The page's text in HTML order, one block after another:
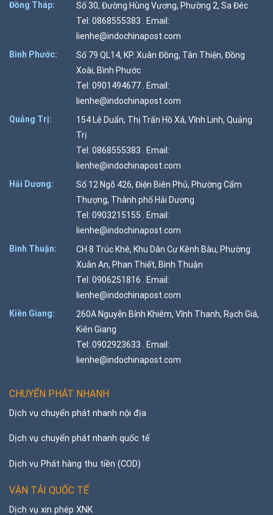
Đồng Tháp:
Số 30, Đường Hùng Vương, Phường 2, Sa Đéc
Tel: 0868555383 . Email:
lienhe@indochinapost.com
Bình Phước:
Số 79 QL14, KP. Xuân Đồng, Tân Thiện, Đồng
Xoài, Bình Phước
Tel: 0901494677 . Email:
lienhe@indochinapost.com
Quảng Trị:
154 Lê Duẩn, Thị Trấn Hồ Xá, Vĩnh Linh, Quảng
Trị
Tel: 0868555383 . Email:
lienhe@indochinapost.com
Hải Dương:
Số 12 Ngõ 426, Điện Biên Phủ, Phường Cẩm
Thượng, Thành phố Hải Dương
Tel: 0903215155 . Email:
lienhe@indochinapost.com
Bình Thuận:
CH 8 Trúc Khê, Khu Dân Cư Kênh Bàu, Phường
Xuân An, Phan Thiết, Bình Thuận
Tel: 0906251816 . Email:
lienhe@indochinapost.com
Kiên Giang:
260A Nguyễn Bỉnh Khiêm, Vĩnh Thanh, Rạch Giá,
Kiên Giang
Tel: 0902923633 . Email:
lienhe@indochinapost.com
CHUYỂN PHÁT NHANH
Dịch vụ chuyển phát nhanh nội địa
Dịch vụ chuyển phát nhanh quốc tế
Dịch vụ Phát hàng thu tiền (COD)
VẬN TẢI QUỐC TẾ
Dịch vụ xin phép XNK